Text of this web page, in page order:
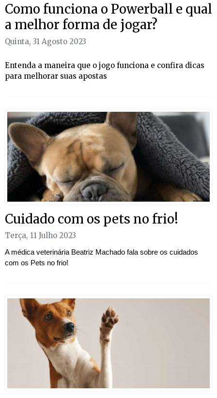
Como funciona o Powerball e qual
a melhor forma de jogar?
Quinta, 31 Agosto 2023
Entenda a maneira que o jogo funciona e confira dicas
para melhorar suas apostas
Cuidado com os pets no frio!
Terça, 11 Julho 2023
A médica veterinária Beatriz Machado fala sobre os cuidados
com os Pets no frio!